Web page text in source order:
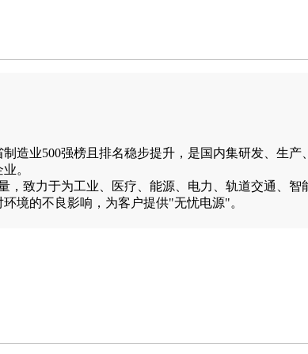
业500强榜且排名稳步提升，是国内集研发、生产
。
致力于为工业、医疗、能源、电力、轨道交通、智
境的不良影响，为客户提供"无忧电源"。